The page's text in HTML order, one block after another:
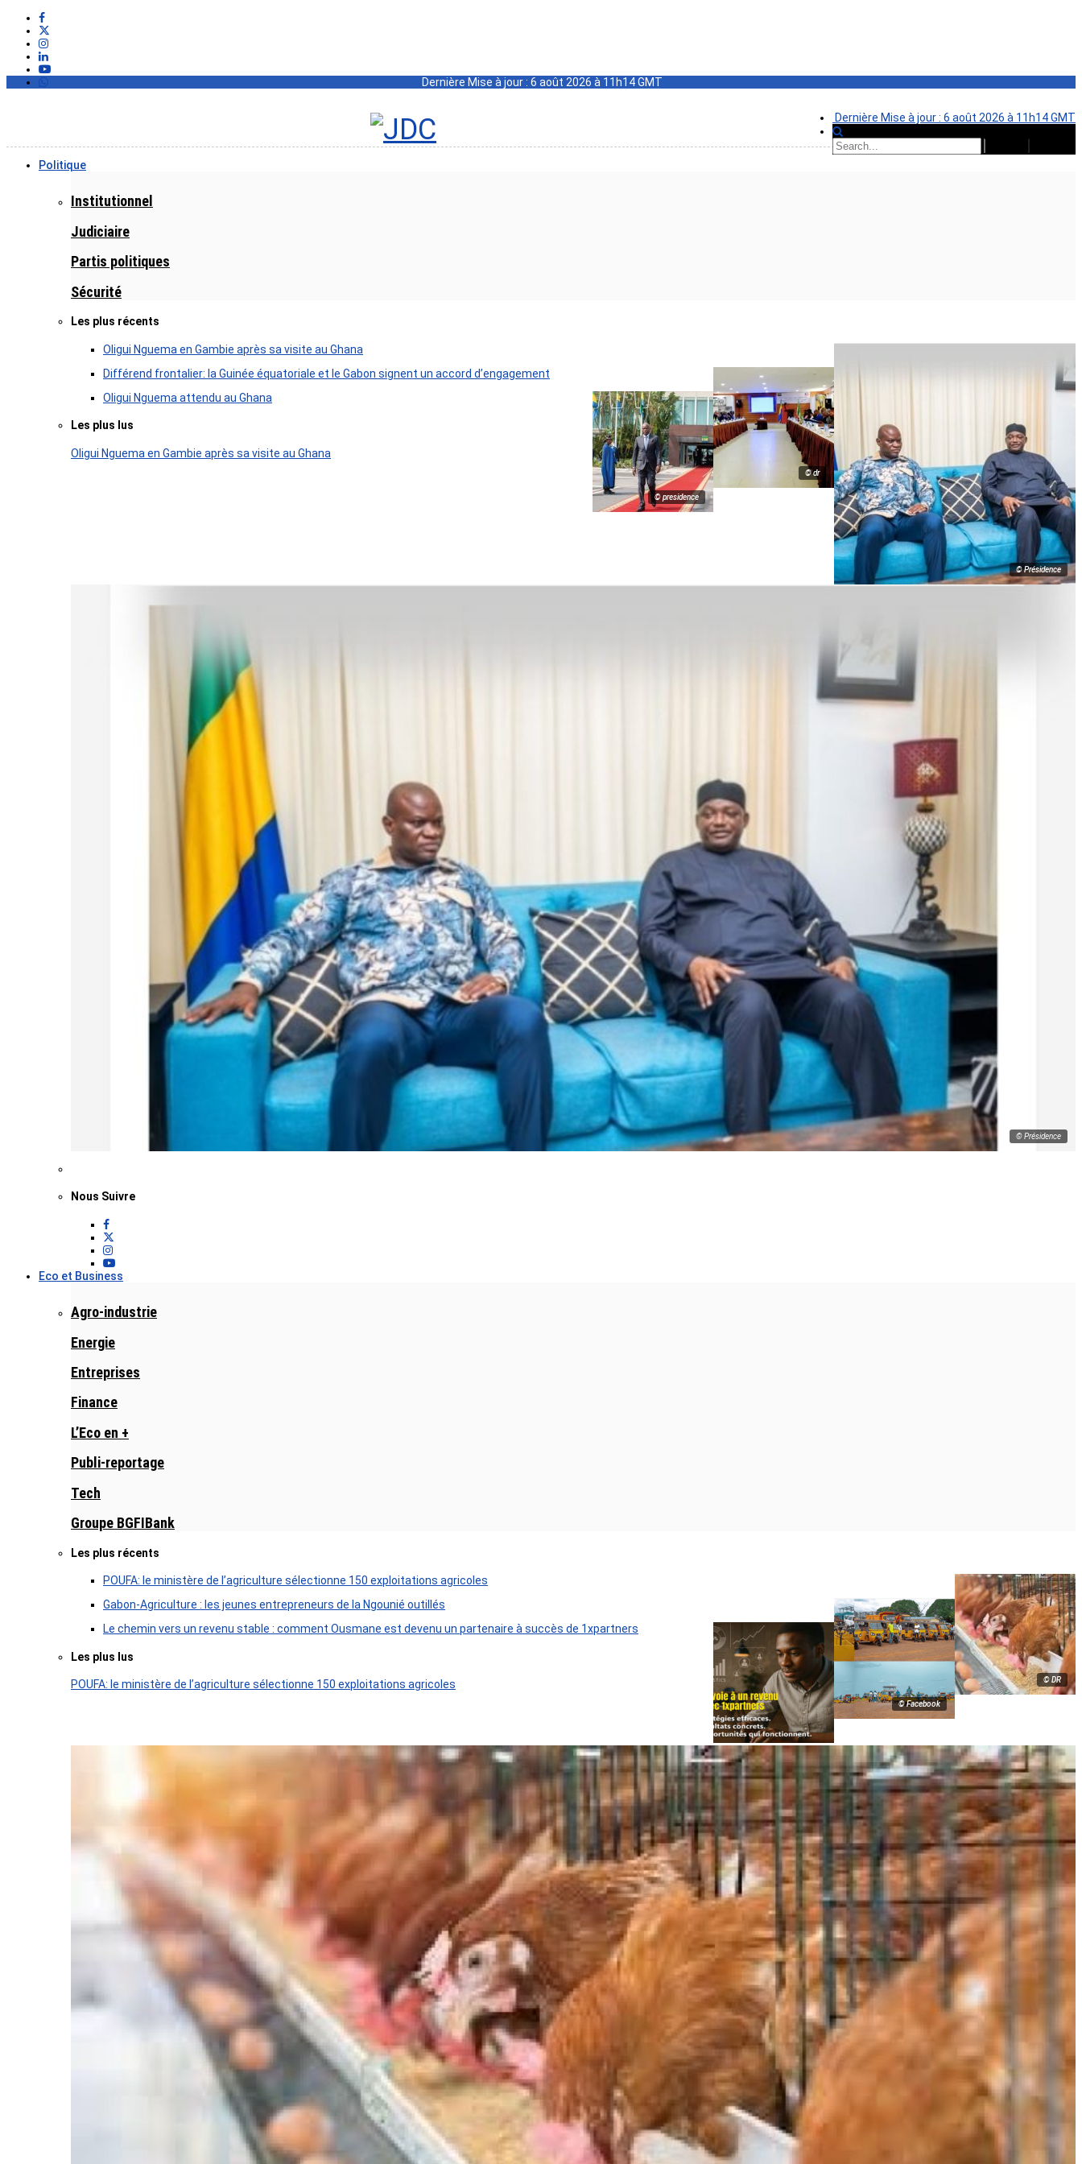
Dernière Mise à jour : 6 août 2026 à 11h14 GMT
Dernière Mise à jour : 6 août 2026 à 11h14 GMT
Politique
Institutionnel
Judiciaire
Partis politiques
Sécurité
Les plus récents
© Présidence
Oligui Nguema en Gambie après sa visite au Ghana
© dr
Différend frontalier: la Guinée équatoriale et le Gabon signent un accord d’engagement
© presidence
Oligui Nguema attendu au Ghana
Les plus lus
Oligui Nguema en Gambie après sa visite au Ghana
© Présidence
Nous Suivre
Eco et Business
Agro-industrie
Energie
Entreprises
Finance
L’Eco en +
Publi-reportage
Tech
Groupe BGFIBank
Les plus récents
© DR
POUFA: le ministère de l’agriculture sélectionne 150 exploitations agricoles
© Facebook
Gabon-Agriculture : les jeunes entrepreneurs de la Ngounié outillés
Le chemin vers un revenu stable : comment Ousmane est devenu un partenaire à succès de 1xpartners
Les plus lus
POUFA: le ministère de l’agriculture sélectionne 150 exploitations agricoles